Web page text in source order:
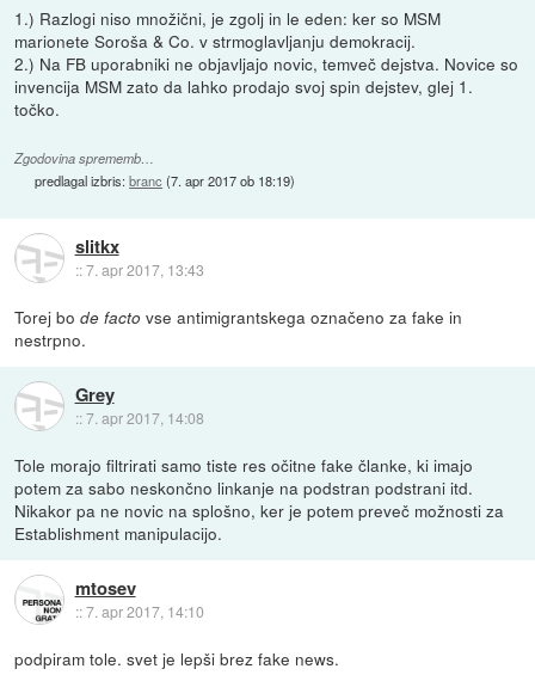
1.) Razlogi niso množični, je zgolj in le eden: ker so MSM
marionete Soroša & Co. v strmoglavljanju demokracij.
2.) Na FB uporabniki ne objavljajo novic, temveč dejstva. Novice so
invencija MSM zato da lahko prodajo svoj spin dejstev, glej 1.
točko.
Zgodovina sprememb…
predlagal izbris:branc (7. apr 2017 ob 18:19)
slitkx
::7. apr 2017, 13:43
Torej bode facto vse antimigrantskega označeno za fake in
nestrpno.
Grey
::7. apr 2017, 14:08
Tole morajo filtrirati samo tiste res očitne fake članke, ki imajo
potem za sabo neskončno linkanje na podstran podstrani itd.
Nikakor pa ne novic na splošno, ker je potem preveč možnosti za
Establishment manipulacijo.
mtosev
::7. apr 2017, 14:10
podpiram tole. svet je lepši brez fake news.